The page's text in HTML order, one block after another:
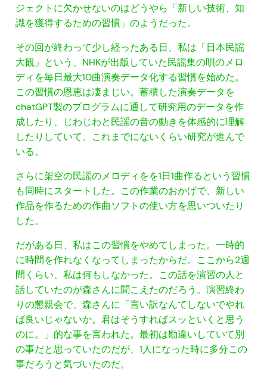
ジェクトに欠かせないのはどうやら「新しい技術、知
識を獲得するための習慣」のようだった。
その回が終わって少し経ったある日、私は「日本民謡
大観」という、NHKが出版していた民謡集の唄のメロ
ディを毎日最大10曲演奏データ化する習慣を始めた。
この習慣の恩恵は凄まじい。蓄積した演奏データを
chatGPT製のプログラムに通して研究用のデータを作
成したり、じわじわと民謡の音の動きを体感的に理解
したりしていて、これまでにないくらい研究が進んで
いる。
さらに架空の民謡のメロディをを1日1曲作るという習慣
も同時にスタートした。この作業のおかげで、新しい
作品を作るための作曲ソフトの使い方を思いついたり
した。
だがある日、私はこの習慣をやめてしまった。一時的
に時間を作れなくなってしまったからだ。ここから2週
間くらい、私は何もしなかった。この話を演習の人と
話していたのが森さんに聞こえたのだろう。演習終わ
りの懇親会で、森さんに「言い訳なんてしないでやれ
ば良いじゃないか。君はそうすればスッといくと思う
のに。」的な事を言われた。最初は勘違いしていて別
の事だと思っていたのだが、1人になった時に多分この
事だろうと気づいたのだ。